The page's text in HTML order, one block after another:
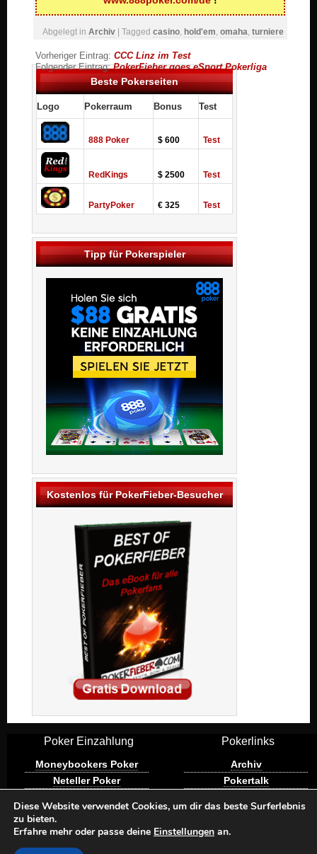
Abgelegt in Archiv | Tagged casino, hold'em, omaha, turniere
Vorheriger Eintrag: CCC Linz im Test
Folgender Eintrag:PokerFieber goes eSport Pokerliga
Beste Pokerseiten
Logo Pokerraum Bonus Test
888 Poker $ 600 Test
RedKings $ 2500 Test
PartyPoker € 325 Test
Tipp für Pokerspieler
Kostenlos für PokerFieber-Besucher
Poker Einzahlung
Moneybookers Poker
Neteller Poker
Paysafecard Poker
Pokerlinks
Archiv
Pokertalk
Spielen mit
Diese Website verwendet Cookies, um dir das beste Surferlebnis
zu bieten.
Erfahre mehr oder passe deine Einstellungen an.